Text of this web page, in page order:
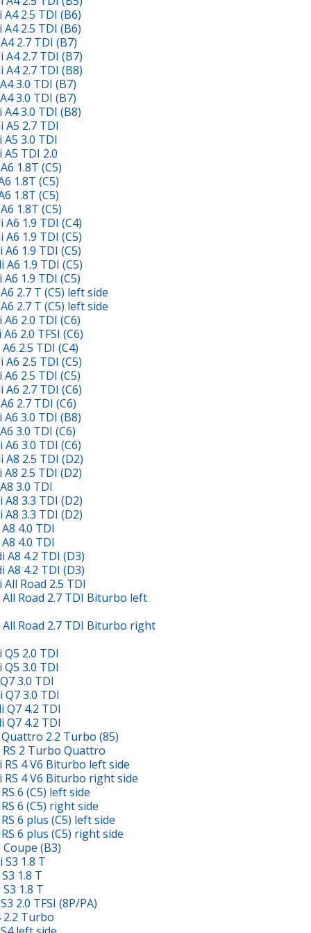
2.5 TDI (B6)
2.5 TDI (B6)
2.7 TDI (B7)
2.7 TDI (B7)
2.7 TDI (B8)
3.0 TDI (B7)
3.0 TDI (B7)
3.0 TDI (B8)
A5 2.7 TDI
3.0 TDI
TDI 2.0
1.8T (C5)
1.8T (C5)
1.8T (C5)
1.8T (C5)
1.9 TDI (C4)
1.9 TDI (C5)
1.9 TDI (C5)
1.9 TDI (C5)
1.9 TDI (C5)
2.7 T (C5) left side
2.7 T (C5) left side
2.0 TDI (C6)
2.0 TFSI (C6)
2.5 TDI (C4)
2.5 TDI (C5)
2.5 TDI (C5)
2.7 TDI (C6)
2.7 TDI (C6)
3.0 TDI (B8)
3.0 TDI (C6)
3.0 TDI (C6)
2.5 TDI (D2)
2.5 TDI (D2)
3.0 TDI
3.3 TDI (D2)
3.3 TDI (D2)
4.0 TDI
4.0 TDI
A8 4.2 TDI (D3)
A8 4.2 TDI (D3)
Road 2.5 TDI
Road 2.7 TDI Biturbo left
All Road 2.7 TDI Biturbo right
2.0 TDI
3.0 TDI
3.0 TDI
3.0 TDI
Q7 4.2 TDI
Q7 4.2 TDI
2.2 Turbo (85)
RS 2 Turbo Quattro
4 V6 Biturbo left side
RS 4 V6 Biturbo right side
6 (C5) left side
6 (C5) right side
6 plus (C5) left side
6 plus (C5) right side
(B3)
1.8 T
1.8 T
1.8 T
2.0 TFSI (8P/PA)
2.2 Turbo